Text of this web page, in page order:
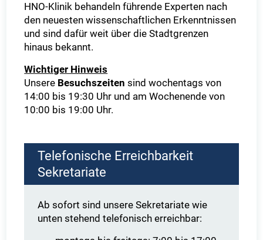
HNO-Klinik behandeln führende Experten nach
den neuesten wissenschaftlichen Erkenntnissen
und sind dafür weit über die Stadtgrenzen
hinaus bekannt.
Wichtiger Hinweis
Unsere Besuchszeitensind wochentags von
14:00 bis 19:30 Uhr und am Wochenende von
10:00 bis 19:00 Uhr.
Telefonische Erreichbarkeit
Sekretariate
Ab sofort sind unsere Sekretariate wie
unten stehend telefonisch erreichbar: